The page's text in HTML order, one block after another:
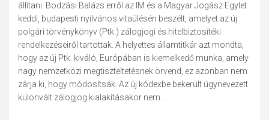
állítani. Bodzási Balázs erről az IM és a Magyar Jogász Egylet
keddi, budapesti nyilvános vitaülésén beszélt, amelyet az új
polgári törvénykönyv (Ptk.) zálogjogi és hitelbiztosítéki
rendelkezéseiről tartottak. A helyettes államtitkár azt mondta,
hogy az új Ptk. kiváló, Európában is kiemelkedő munka, amely
nagy nemzetközi megtiszteltetésnek örvend, ez azonban nem
zárja ki, hogy módosítsák. Az új kódexbe bekerült úgynevezett
különvált zálogjog kialakításakor nem...